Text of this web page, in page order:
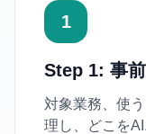
1
Step 1: 事
対象業務、使
理し、どこを